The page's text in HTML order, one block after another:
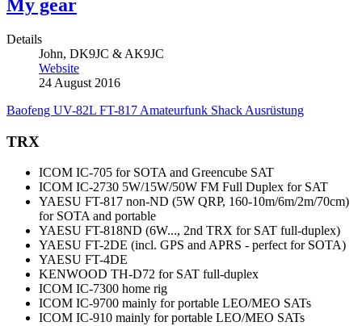
My gear
Details
John, DK9JC & AK9JC
Website
24 August 2016
Baofeng UV-82L FT-817 Amateurfunk Shack Ausrüstung
TRX
ICOM IC-705 for SOTA and Greencube SAT
ICOM IC-2730 5W/15W/50W FM Full Duplex for SAT
YAESU FT-817 non-ND (5W QRP, 160-10m/6m/2m/70cm)
for SOTA and portable
YAESU FT-818ND (6W..., 2nd TRX for SAT full-duplex)
YAESU FT-2DE (incl. GPS and APRS - perfect for SOTA)
YAESU FT-4DE
KENWOOD TH-D72 for SAT full-duplex
ICOM IC-7300 home rig
ICOM IC-9700 mainly for portable LEO/MEO SATs
ICOM IC-910 mainly for portable LEO/MEO SATs